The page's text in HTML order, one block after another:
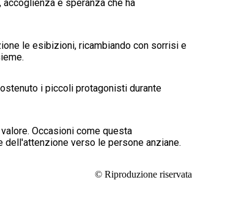
e speranza che ha
le esibizioni, ricambiando con sorrisi e
i piccoli protagonisti durante
Occasioni come questa
verso le persone anziane.
© Riproduzione riservata